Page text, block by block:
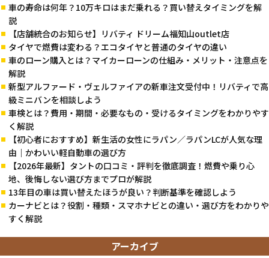
車の寿命は何年？10万キロはまだ乗れる？買い替えタイミングを解
説
【店舗統合のお知らせ】リバティ ドリーム福知山outlet店
タイヤで燃費は変わる？エコタイヤと普通のタイヤの違い
車のローン購入とは？マイカーローンの仕組み・メリット・注意点を
解説
新型アルファード・ヴェルファイアの新車注文受付中！リバティで高
級ミニバンを相談しよう
車検とは？費用・期間・必要なもの・受けるタイミングをわかりやす
く解説
【初心者におすすめ】新生活の女性にラパン／ラパンLCが人気な理
由｜かわいい軽自動車の選び方
【2026年最新】タントの口コミ・評判を徹底調査！燃費や乗り心
地、後悔しない選び方までプロが解説
13年目の車は買い替えたほうが良い？判断基準を確認しよう
カーナビとは？役割・種類・スマホナビとの違い・選び方をわかりや
すく解説
アーカイブ